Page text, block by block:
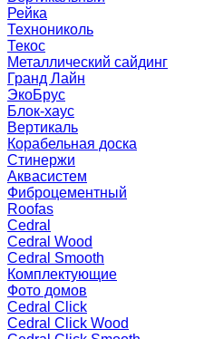
Рейка
Технониколь
Текос
Металлический сайдинг
Гранд Лайн
ЭкоБрус
Блок-хаус
Вертикаль
Корабельная доска
Стинержи
Аквасистем
Фиброцементный
Roofas
Cedral
Cedral Wood
Cedral Smooth
Комплектующие
Фото домов
Cedral Click
Cedral Click Wood